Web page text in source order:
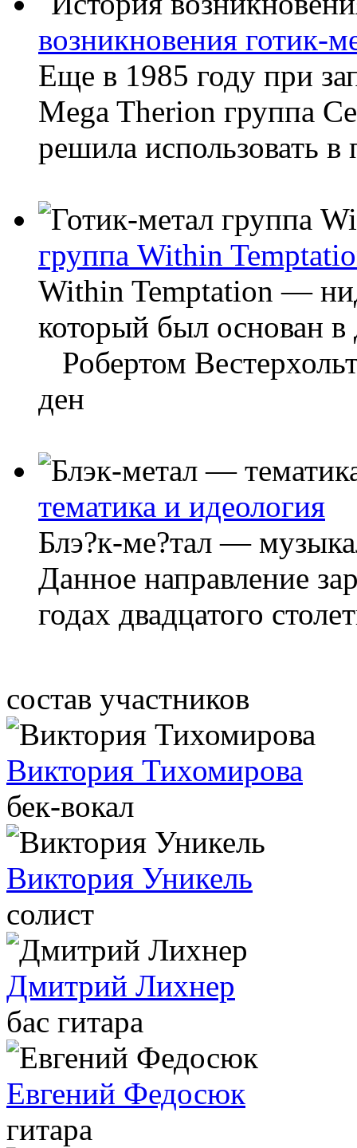
возникновения готик-
Еще в 1985 году при
Mega Therion группа
решила использовать
группа Within
Within Temptation —
который был основан в
Робертом
ден
тематика и идеология
Блэ?к-ме?тал —
Данное направление
годах двадцатого
состав участников
Виктория Тихомирова
бек-вокал
Виктория Уникель
солист
Дмитрий Лихнер
бас гитара
Евгений Федосюк
гитара